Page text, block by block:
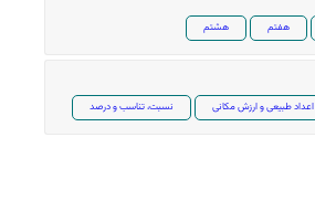
هفتم هشتم
اعداد طبیعی و ارزش مکانی نسبت، تناسب و درصد